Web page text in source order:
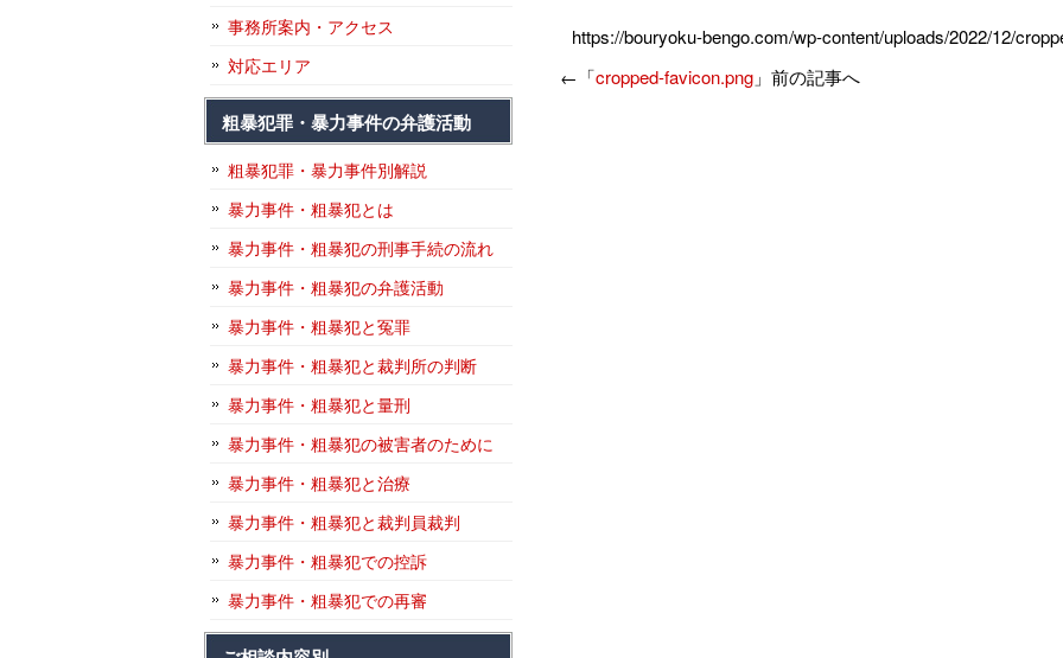
https://bouryoku-bengo.com/wp-content/uploads/2022/12/
←「cropped-favicon.png 」前の記事へ
事務所案内・アクセス
対応エリア
粗暴犯罪・暴力事件の弁護活動
粗暴犯罪・暴力事件別解説
暴力事件・粗暴犯とは
暴力事件・粗暴犯の刑事手続の流れ
暴力事件・粗暴犯の弁護活動
暴力事件・粗暴犯と冤罪
暴力事件・粗暴犯と裁判所の判断
暴力事件・粗暴犯と量刑
暴力事件・粗暴犯の被害者のために
暴力事件・粗暴犯と治療
暴力事件・粗暴犯と裁判員裁判
暴力事件・粗暴犯での控訴
暴力事件・粗暴犯での再審